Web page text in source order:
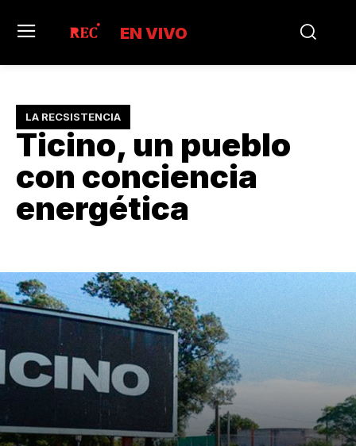
EN VIVO
LA RECSISTENCIA
Ticino, un pueblo
con conciencia
energética